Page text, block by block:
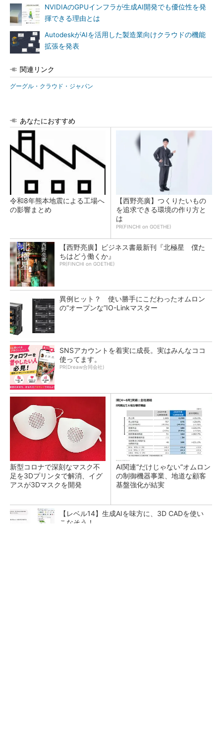
NVIDIAのGPUインフラが生成AI開発でも優位性を発
揮できる理由とは
AutodeskがAIを活用した製造業向けクラウドの機能
拡張を発表
関連リンク
グーグル・クラウド・ジャパン
あなたにおすすめ
令和8年熊本地震による工場へ
の影響まとめ
【西野亮廣】つくりたいもの
を追求できる環境の作り方と
は
PR(FINCHI on GOETHE)
【西野亮廣】ビジネス書最新刊『北極星 僕た
ちはどう働くか』
PR(FINCHI on GOETHE)
異例ヒット？ 使い勝手にこだわったオムロン
の“オープンな”IO-Linkマスター
SNSアカウントを着実に成長。実はみんなココ
使ってます。
PR(Dreaw合同会社)
新型コロナで深刻なマスク不
足を3Dプリンタで解消、イグ
アスが3Dマスクを開発
AI関連“だけじゃない”オムロン
の制御機器事業、地道な顧客
基盤強化が結実
【レベル14】生成AIを味方に、3D CADを使い
こなそう！